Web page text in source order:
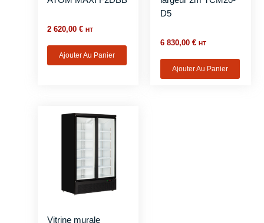
2 620,00€ HT
Ajouter Au Panier
D5
6 830,00 € HT
Ajouter Au Panier
Vitrine murale